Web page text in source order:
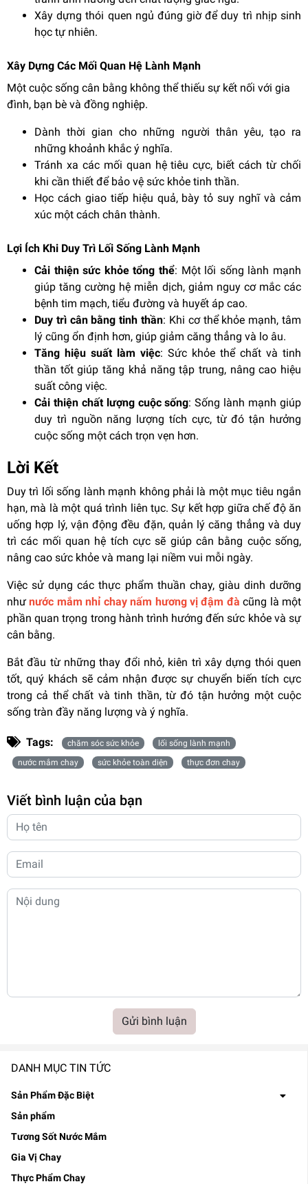
DANH MỤC TIN TỨC
Sản Phẩm Đặc Biệt
Sản phẩm
Tương Sốt Nước Mắm
Gia Vị Chay
Thực Phẩm Chay
Xây dựng thói quen ngủ đúng giờ để duy trì nhịp sinh
học tự nhiên.
Xây Dựng Các Mối Quan Hệ Lành Mạnh
Một cuộc sống cân bằng không thể thiếu sự kết nối với gia
đình, bạn bè và đồng nghiệp.
Dành thời gian cho những người thân yêu, tạo ra
những khoảnh khắc ý nghĩa.
Tránh xa các mối quan hệ tiêu cực, biết cách từ chối
khi cần thiết để bảo vệ sức khỏe tinh thần.
Học cách giao tiếp hiệu quả, bày tỏ suy nghĩ và cảm
xúc một cách chân thành.
Lợi Ích Khi Duy Trì Lối Sống Lành Mạnh
Cải thiện sức khỏe tổng thể: Một lối sống lành mạnh
giúp tăng cường hệ miễn dịch, giảm nguy cơ mắc các
bệnh tim mạch, tiểu đường và huyết áp cao.
Duy trì cân bằng tinh thần: Khi cơ thể khỏe mạnh, tâm
lý cũng ổn định hơn, giúp giảm căng thẳng và lo âu.
Tăng hiệu suất làm việc: Sức khỏe thể chất và tinh
thần tốt giúp tăng khả năng tập trung, nâng cao hiệu
suất công việc.
Cải thiện chất lượng cuộc sống: Sống lành mạnh giúp
duy trì nguồn năng lượng tích cực, từ đó tận hưởng
cuộc sống một cách trọn vẹn hơn.
Lời Kết
Duy trì lối sống lành mạnh không phải là một mục tiêu ngắn
hạn, mà là một quá trình liên tục. Sự kết hợp giữa chế độ ăn
uống hợp lý, vận động đều đặn, quản lý căng thẳng và duy
trì các mối quan hệ tích cực sẽ giúp cân bằng cuộc sống,
nâng cao sức khỏe và mang lại niềm vui mỗi ngày.
Việc sử dụng các thực phẩm thuần chay, giàu dinh dưỡng
nhưnước mắm nhỉ chay nấm hương vị đậm đà cũng là một
phần quan trọng trong hành trình hướng đến sức khỏe và sự
cân bằng.
Bắt đầu từ những thay đổi nhỏ, kiên trì xây dựng thói quen
tốt, quý khách sẽ cảm nhận được sự chuyển biến tích cực
trong cả thể chất và tinh thần, từ đó tận hưởng một cuộc
sống tràn đầy năng lượng và ý nghĩa.
Tags: chăm sóc sức khỏe
lối sống lành mạnh
nước mắm chay
sức khỏe toàn diện thực đơn chay
Viết bình luận của bạn
Gửi bình luận